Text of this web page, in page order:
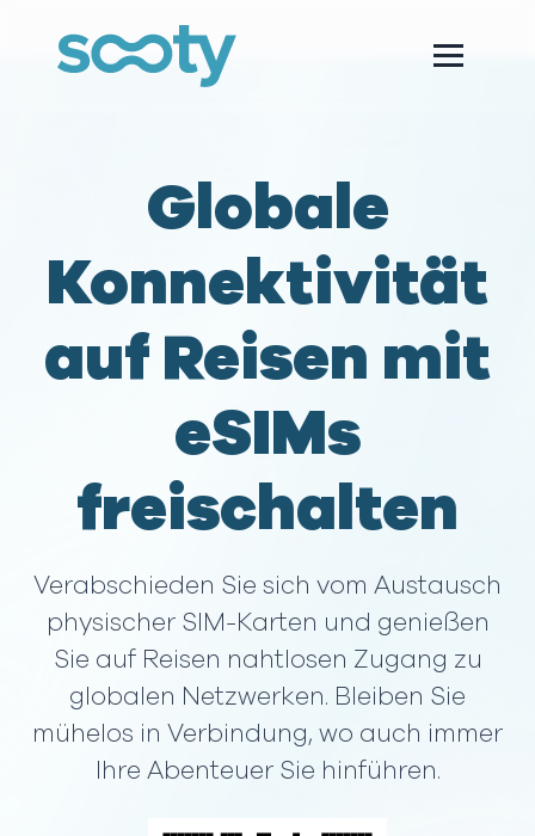
Globale
Konnektivität
auf Reisen mit
eSIMs
freischalten
Verabschieden Sie sich vom Austausch
physischer SIM-Karten und genießen
Sie auf Reisen nahtlosen Zugang zu
globalen Netzwerken. Bleiben Sie
mühelos in Verbindung, wo auch immer
Ihre Abenteuer Sie hinführen.